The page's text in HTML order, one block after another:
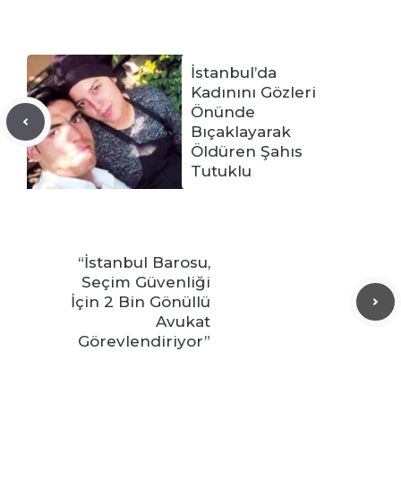
İstanbul’da
Kadınını Gözleri
Önünde
Bıçaklayarak
Öldüren Şahıs
Tutuklu
“İstanbul Barosu,
Seçim Güvenliği
İçin 2 Bin Gönüllü
Avukat
Görevlendiriyor”